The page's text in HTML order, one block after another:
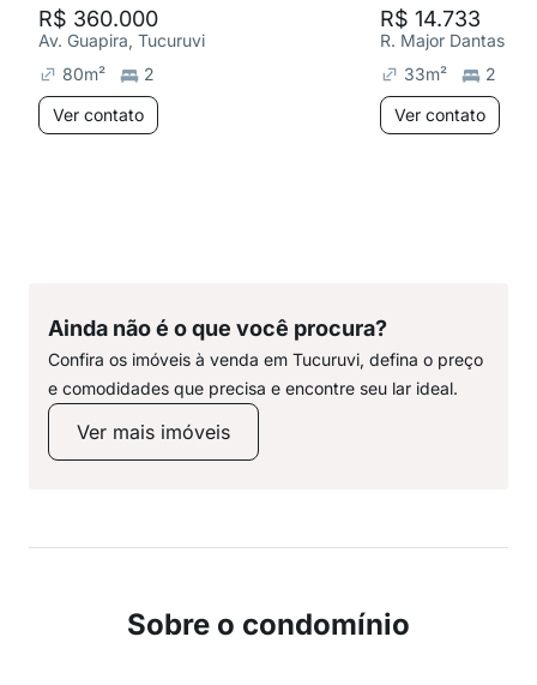
R$ 360.000
Av. Guapira, Tucuruvi
80m²
2
Ver contato
R$ 14.733
R. Major Dantas
33m²
2
Ver contato
Ainda não é o que você procura?
Confira os imóveis à venda em Tucuruvi, defina o preço
e comodidades que precisa e encontre seu lar ideal.
Ver mais imóveis
Sobre o condomínio